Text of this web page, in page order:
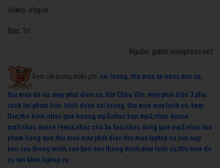
Video: Vogue
Đức Trí
Nguồn: giaitri.vnexpress.net
Xem cải lương miễn phí: cai luong, thu mua xe nuoc mia cu,
thu mua do cu, may phat dien cu, Hát Chầu Văn, máy phát điện 3 pha,
sach toi pham hoc, trich doan cai luong, thu mua may lanh cu, kem
flan,the hinh,nhac que huong mp3,nhac han mp3,nhac dance
mp3,nhac dance remix,nhac cho ba bau,nhac dong que mp3,nhac xua
pham hong que,thu mua may phat dien,thu mua laptop cu,sua nap
bon cau thong minh,sua bon cau thong minh,may lanh cu,thu mua do
cu tan binh, laptop cu